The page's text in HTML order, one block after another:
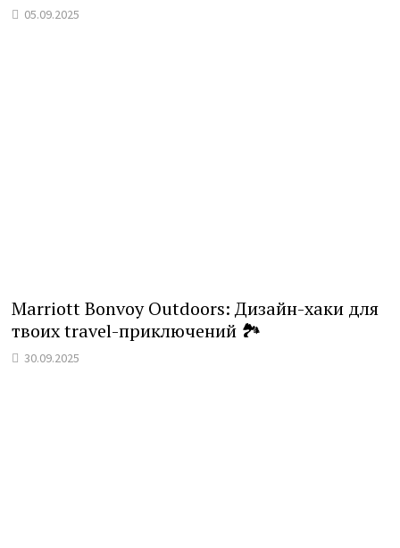
05.09.2025
Marriott Bonvoy Outdoors: Дизайн-хаки для
твоих travel-приключений 🏞️
30.09.2025